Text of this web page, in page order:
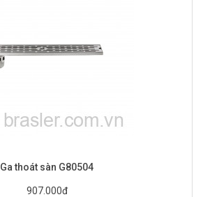
Ga thoát sàn G80504
907.000đ